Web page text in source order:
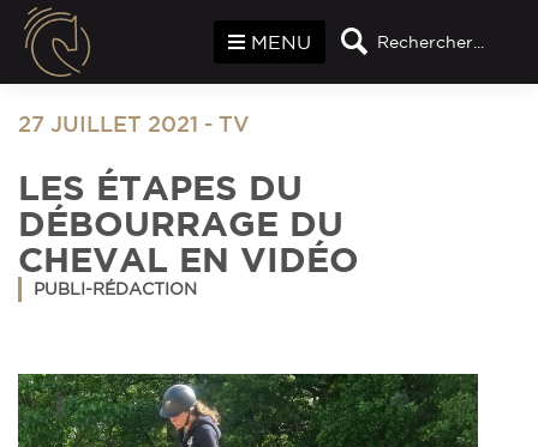
Rechercher...
MENU
27 JUILLET 2021 - TV
LES ÉTAPES DU
DÉBOURRAGE DU
CHEVAL EN VIDÉO
PUBLI-RÉDACTION
Panneau de gestion des cookies